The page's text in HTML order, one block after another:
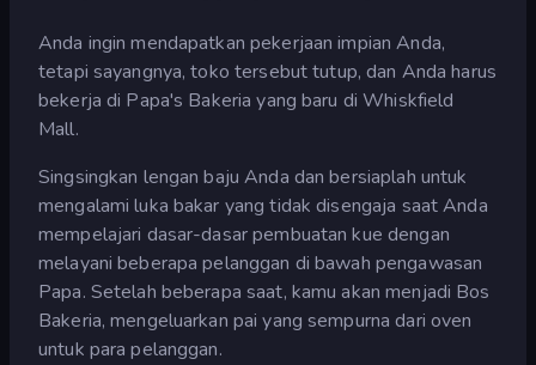
Anda ingin mendapatkan pekerjaan impian Anda,
tetapi sayangnya, toko tersebut tutup, dan Anda harus
bekerja di Papa's Bakeria yang baru di Whiskfield
Mall.
Singsingkan lengan baju Anda dan bersiaplah untuk
mengalami luka bakar yang tidak disengaja saat Anda
mempelajari dasar-dasar pembuatan kue dengan
melayani beberapa pelanggan di bawah pengawasan
Papa. Setelah beberapa saat, kamu akan menjadi Bos
Bakeria, mengeluarkan pai yang sempurna dari oven
untuk para pelanggan.